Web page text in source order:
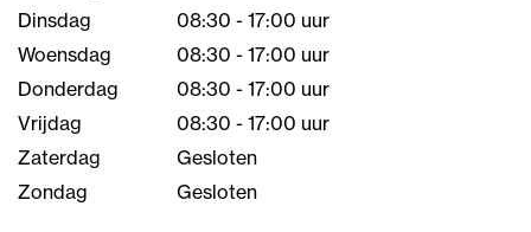
Dinsdag
08:30 - 17:00 uur
Woensdag
08:30 - 17:00 uur
Donderdag
08:30 - 17:00 uur
Vrijdag
08:30 - 17:00 uur
Zaterdag
Gesloten
Zondag
Gesloten